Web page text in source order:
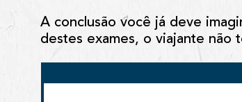
A conclusão você já deve
destes exames, o viajante não